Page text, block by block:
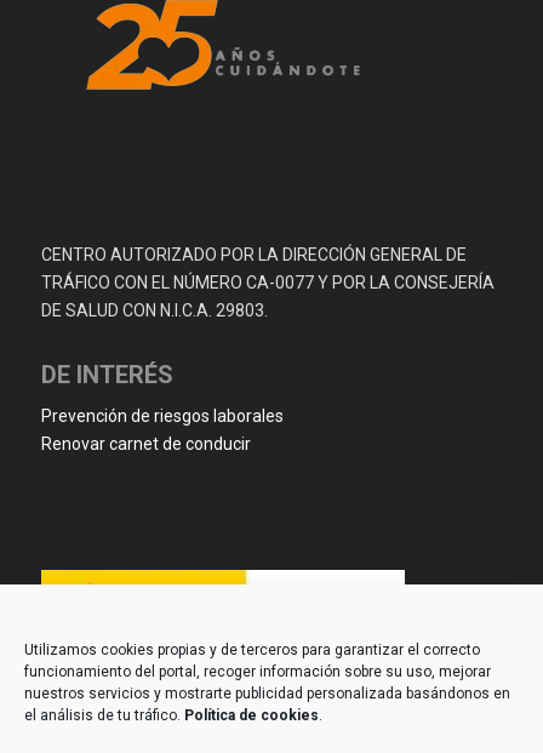
Utilizamos cookies propias y de terceros para garantizar el correcto
funcionamiento del portal, recoger información sobre su uso, mejorar
nuestros servicios y mostrarte publicidad personalizada basándonos en
el análisis de tu tráfico. Política de cookies.
CENTRO AUTORIZADO POR LA DIRECCIÓN GENERAL DE
TRÁFICO CON EL NÚMERO CA-0077 Y POR LA CONSEJERÍA
DE SALUD CON N.I.C.A. 29803.
DE INTERÉS
Prevención de riesgos laborales
Renovar carnet de conducir